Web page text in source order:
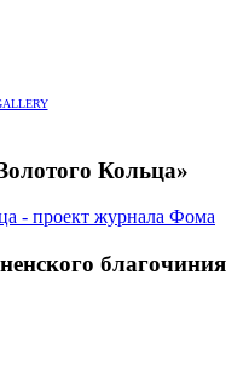
Кольца»
благочиния